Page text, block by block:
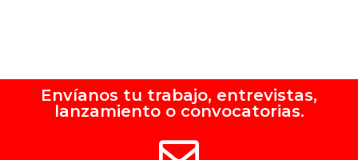
Envíanos tu trabajo, entrevistas,
lanzamiento o convocatorias.